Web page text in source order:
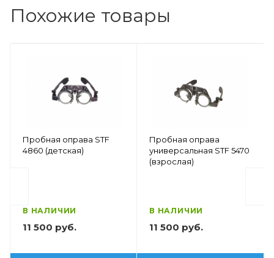
Похожие товары
Пробная оправа STF
4860 (детская)
В НАЛИЧИИ
11 500 руб.
Пробная оправа
универсальная STF 5470
(взрослая)
В НАЛИЧИИ
11 500 руб.